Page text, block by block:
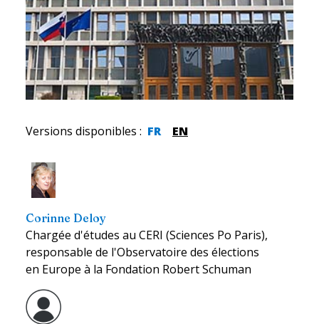
Versions disponibles : FR EN
Corinne Deloy
Chargée d'études au CERI (Sciences Po Paris),
responsable de l'Observatoire des élections
en Europe à la Fondation Robert Schuman